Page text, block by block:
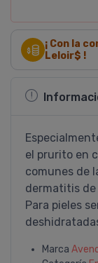
¡ Con la
Leloir$ !
el prurito en
comunes de
dermatitis
Para pieles
Marca